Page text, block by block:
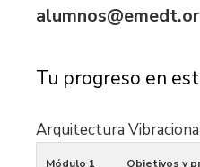
Tu progreso en
Arquitectura
Módulo 1 Objetivos y